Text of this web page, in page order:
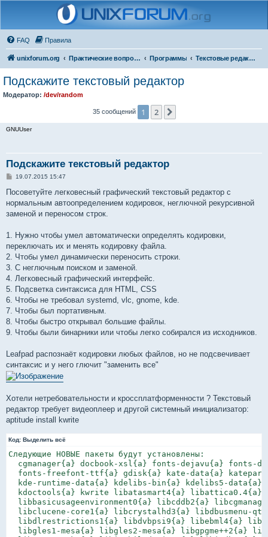
FAQ Правила
unixforum.org Практические вопросы Программы Текстовые редакторы
Подскажите текстовый редактор
Модератор: /dev/random
35 сообщений 1 2
GNUUser
Подскажите текстовый редактор
С
о
щ
е
е
19.07.2015 15:47
Посоветуйте легковесный графический текстовый редактор с
нормальным автоопределением кодировок, неглючной рекурсивной
заменой и переносом строк.
1. Нужно чтобы умел автоматически определять кодировки,
переключать их и менять кодировку файла.
2. Чтобы умел динамически переносить строки.
3. С неглючным поиском и заменой.
4. Легковесный графический интерфейс.
5. Подсветка синтаксиса для HTML, CSS
6. Чтобы не требовал systemd, vlc, gnome, kde.
7. Чтобы был портативным.
8. Чтобы быстро открывал большие файлы.
9. Чтобы были бинарники или чтобы легко собирался из исходников.
Leafpad распознаёт кодировки любых файлов, но не подсвечивает
синтаксис и у него глючит "заменить все"
Хотели нетребовательности и кроссплатформенности ? Текстовый
редактор требует видеоплеер и другой системный инициализатор:
aptitude install kwrite
Код: Выделить всё
Следующие НОВЫЕ пакеты будут установлены:
cgmanager{a} docbook-xsl{a} fonts-dejavu{a} fonts-
fonts-freefont-ttf{a} gdisk{a} kate-data{a}
kde-runtime-data{a} kdelibs-bin{a} kdelibs5-data{a}
  kdoctools{a} kwrite libatasmart4{a} libattica0.4{a}
libbasicusageenvironment0{a} libcddb2{a}
libclucene-core1{a} libcrystalhd3{a} libdbusmenu-
libdlrestrictions1{a} libdvbpsi9{a} libebml4{a}
libgles1-mesa{a} libgles2-mesa{a} libgpgme++2{a}